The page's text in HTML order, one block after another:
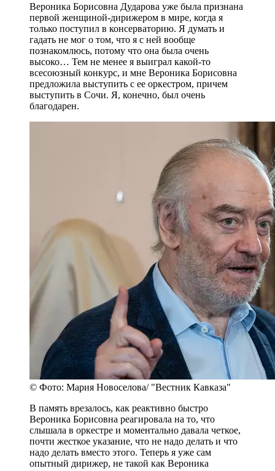
Вероника Борисовна Дударова уже была признана
первой женщиной-дирижером в мире, когда я
только поступил в консерваторию. Я думать и
гадать не мог о том, что я с ней вообще
познакомлюсь, потому что она была очень
высоко… Тем не менее я выиграл какой-то
всесоюзный конкурс, и мне Вероника Борисовна
предложила выступить с ее оркестром, причем
выступить в Сочи. Я, конечно, был очень
благодарен.
© Фото: Мария Новоселова/ "Вестник Кавказа"
В память врезалось, как реактивно быстро
Вероника Борисовна реагировала на то, что
слышала в оркестре и моментально давала четкое,
почти жесткое указание, что не надо делать и что
надо делать вместо этого. Теперь я уже сам
опытный дирижер, не такой как Вероника